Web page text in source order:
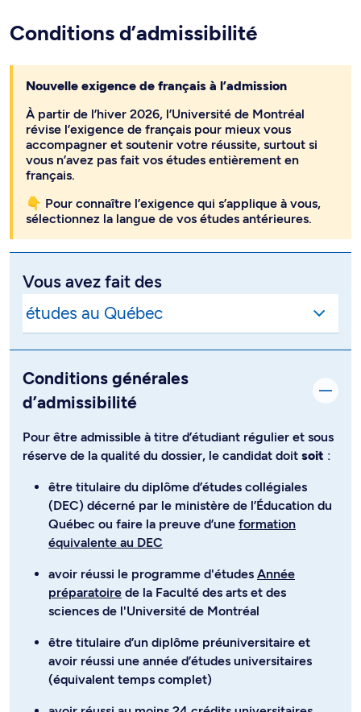
Conditions d’admissibilité
Nouvelle exigence de français à l’admission
À partir de l’hiver 2026, l’Université de Montréal
révise l’exigence de français pour mieux vous
accompagner et soutenir votre réussite, surtout si
vous n’avez pas fait vos études entièrement en
français.
👇 Pour connaître l’exigence qui s’applique à vous,
sélectionnez la langue de vos études antérieures.
Vous avez fait des
Conditions générales
d’admissibilité
Pour être admissible à titre d’étudiant régulier et sous
réserve de la qualité du dossier, le candidat doit soit :
être titulaire du diplôme d’études collégiales
(DEC) décerné par le ministère de l’Éducation du
Québec ou faire la preuve d’une formation
équivalente au DEC
avoir réussi le programme d'études Année
préparatoire de la Faculté des arts et des
sciences de l'Université de Montréal
être titulaire d’un diplôme préuniversitaire et
avoir réussi une année d’études universitaires
(équivalent temps complet)